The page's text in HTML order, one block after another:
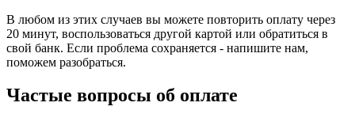
В любом из этих случаев вы можете повторить оплату через
20 минут, воспользоваться другой картой или обратиться в
свой банк. Если проблема сохраняется - напишите нам,
поможем разобраться.
Частые вопросы об оплате